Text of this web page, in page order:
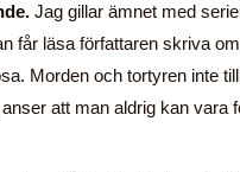
Jag gillar ämnet med
får läsa författaren skriva
Morden och tortyren inte
att man aldrig kan vara